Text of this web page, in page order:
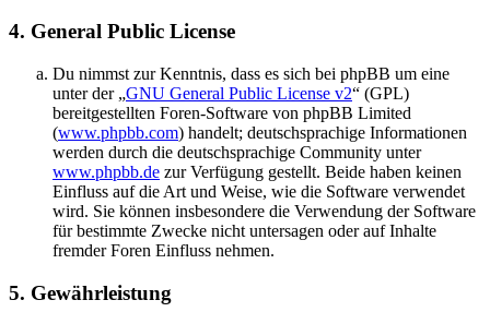
4. General Public License
Du nimmst zur Kenntnis, dass es sich bei phpBB um eine
unter der „GNU General Public License v2“ (GPL)
bereitgestellten Foren-Software von phpBB Limited
(www.phpbb.com) handelt; deutschsprachige Informationen
werden durch die deutschsprachige Community unter
www.phpbb.de zur Verfügung gestellt. Beide haben keinen
Einfluss auf die Art und Weise, wie die Software verwendet
wird. Sie können insbesondere die Verwendung der Software
für bestimmte Zwecke nicht untersagen oder auf Inhalte
fremder Foren Einfluss nehmen.
5. Gewährleistung